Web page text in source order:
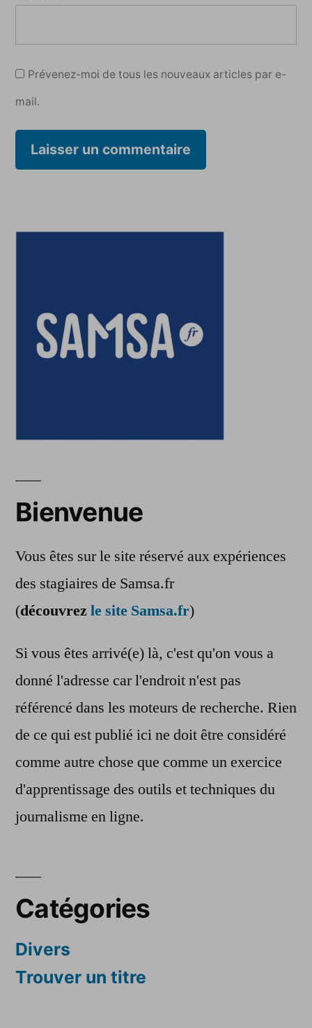
Prévenez-moi de tous les nouveaux articles par e-
mail.
Bienvenue
Vous êtes sur le site réservé aux expériences
des stagiaires de Samsa.fr
(découvrezle site Samsa.fr)
Si vous êtes arrivé(e) là, c'est qu'on vous a
donné l'adresse car l'endroit n'est pas
référencé dans les moteurs de recherche. Rien
de ce qui est publié ici ne doit être considéré
comme autre chose que comme un exercice
d'apprentissage des outils et techniques du
journalisme en ligne.
Catégories
Divers
Trouver un titre